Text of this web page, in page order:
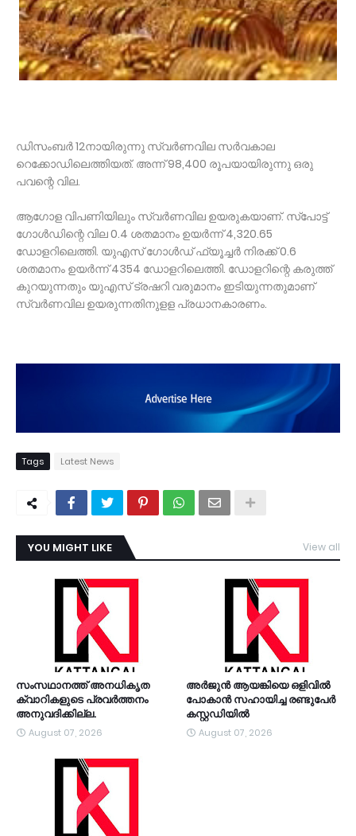
ഡിസംബര്‍ 12നായിരുന്നു സ്വര്‍ണവില സര്‍വകാല
റെക്കോഡിലെത്തിയത്. അന്ന് 98,400 രൂപയായിരുന്നു ഒരു
പവന്റെ വില.
ആഗോള വിപണിയിലും സ്വര്‍ണവില ഉയരുകയാണ്. സ്‌പോട്ട്
ഗോള്‍ഡിന്റെ വില 0.4 ശതമാനം ഉയര്‍ന്ന് 4,320.65
ഡോളറിലെത്തി. യുഎസ് ഗോള്‍ഡ് ഫ്യൂച്ചര്‍ നിരക്ക് 0.6
ശതമാനം ഉയര്‍ന്ന് 4354 ഡോളറിലെത്തി. ഡോളറിന്റെ കരുത്ത്
കുറയുന്നതും യുഎസ് ട്രഷറി വരുമാനം ഇടിയുന്നതുമാണ്
സ്വര്‍ണവില ഉയരുന്നതിനുളള പ്രധാനകാരണം.
Tags Latest News
YOU MIGHT LIKE View all
സംസഥാനത്ത് അനധികൃത
ക്വാറികളുടെ പ്രവര്‍ത്തനം
അനുവദിക്കില്ല.
August 07, 2026
അര്‍ജുന്‍ ആയങ്കിയെ ഒളിവില്‍
പോകാന്‍ സഹായിച്ച രണ്ടുപേര്‍
കസ്റ്റഡിയിൽ
August 07, 2026